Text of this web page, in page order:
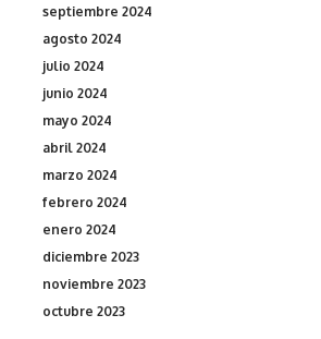
septiembre 2024
agosto 2024
julio 2024
junio 2024
mayo 2024
abril 2024
marzo 2024
febrero 2024
enero 2024
diciembre 2023
noviembre 2023
octubre 2023